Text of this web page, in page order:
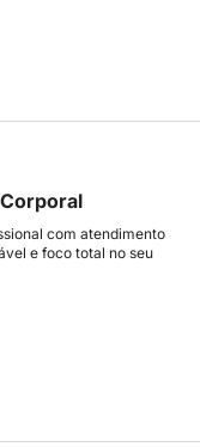
com atendimento
e foco total no seu